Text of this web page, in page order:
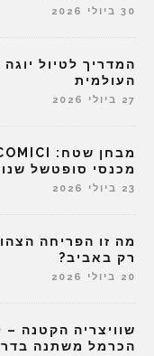
30 ביולי 2026
המדריך לטיול
העולמית
27 ביולי 2026
מכנסי סופטשל
23 ביולי 2026
מה זו הפריחה
רק באביב?
20 ביולי 2026
שוויצריה הקטנה
הכרמל משתנה